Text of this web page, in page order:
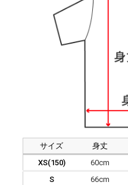
サイズ 身丈
XS(150)
60cm
S
66cm